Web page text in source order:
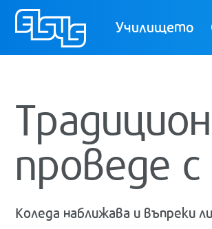
Училището
проведе
Коледа наближава и въпреки